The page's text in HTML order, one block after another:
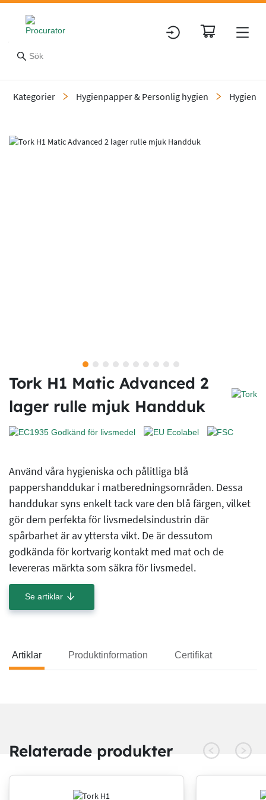
Kategorier Hygienpapper & Personlig hygien
Slide 1 of 10
Tork H1 Matic Advanced 2
lager rulle mjuk Handduk
Använd våra hygieniska och pålitliga blå
pappershanddukar i matberedningsområden. Dessa
handdukar syns enkelt tack vare den blå färgen, vilket
gör dem perfekta för livsmedelsindustrin där
spårbarhet är av yttersta vikt. De är dessutom
godkända för kortvarig kontakt med mat och de
levereras märkta som säkra för livsmedel.
Se artiklar
Artiklar Produktinformation Certifikat
Relaterade produkter